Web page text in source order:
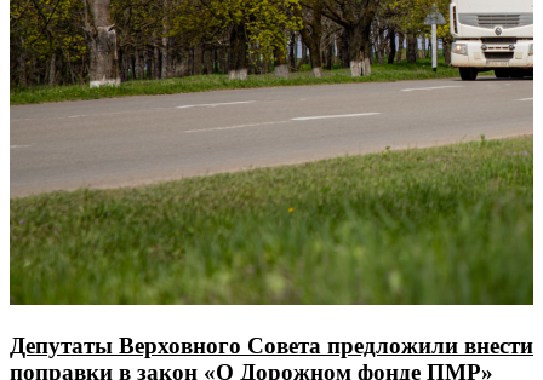
Депутаты Верховного Совета предложили внести
поправки в закон «О Дорожном фонде ПМР»